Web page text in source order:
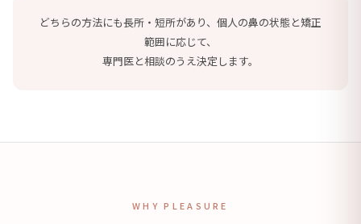
どちらの方法にも長所・短所があり、個人の鼻の状態と矯正
範囲に応じて、
専門医と相談のうえ決定します。
WHY PLEASURE